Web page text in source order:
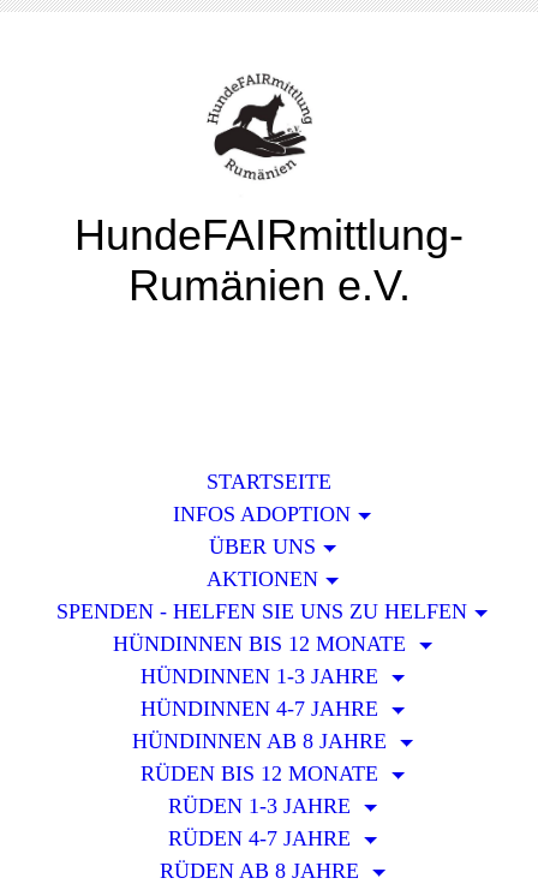
HundeFAIRmittlung-
Rumänien e.V.
STARTSEITE
INFOS ADOPTION
ÜBER UNS
AKTIONEN
SPENDEN - HELFEN SIE UNS ZU HELFEN
HÜNDINNEN BIS 12 MONATE
HÜNDINNEN 1-3 JAHRE
HÜNDINNEN 4-7 JAHRE
HÜNDINNEN AB 8 JAHRE
RÜDEN BIS 12 MONATE
RÜDEN 1-3 JAHRE
RÜDEN 4-7 JAHRE
RÜDEN AB 8 JAHRE